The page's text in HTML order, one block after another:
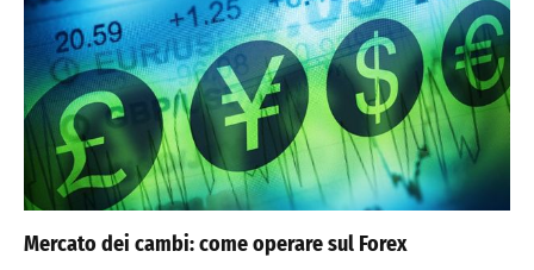
Mercato dei cambi: come operare sul Forex